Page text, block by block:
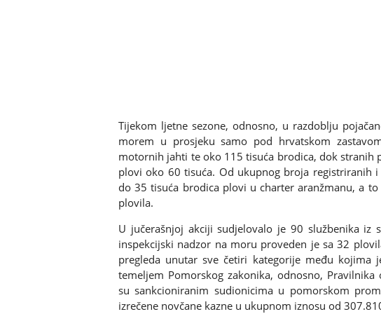
Tijekom ljetne sezone, odnosno, u razdoblju
morem u prosjeku samo pod hrvatskom
motornih jahti te oko 115 tisuća brodica, dok stranih
plovi oko 60 tisuća. Od ukupnog broja registriranih
do 35 tisuća brodica plovi u charter aranžmanu, a
plovila.
U jučerašnjoj akciji sudjelovalo je 90 službenika iz
inspekcijski nadzor na moru proveden je sa 32
pregleda unutar sve četiri kategorije među kojima
temeljem Pomorskog zakonika, odnosno,
su sankcioniranim sudionicima u pomorskom
izrečene novčane kazne u ukupnom iznosu od